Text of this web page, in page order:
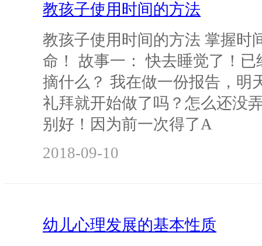
教孩子使用时间的方法
教孩子使用时间的方法 掌握时
命！ 故事一： 快去睡觉了！
摘什么？ 我在做一份报告，明
礼拜就开始做了吗？怎么还没
别好！因为前一次得了A
2018-09-10
幼儿心理发展的基本性质